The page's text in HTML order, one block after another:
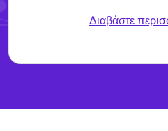
Διαβάστε